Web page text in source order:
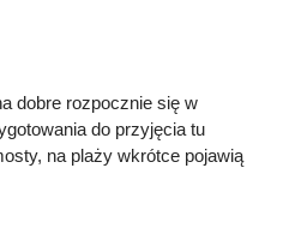
dobre rozpocznie się w
do przyjęcia tu
na plaży wkrótce pojawią